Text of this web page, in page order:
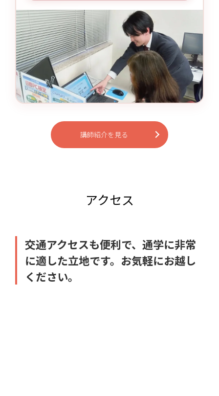
講師紹介を見る
アクセス
交通アクセスも便利で、通学に非常
に適した立地です。お気軽にお越し
ください。